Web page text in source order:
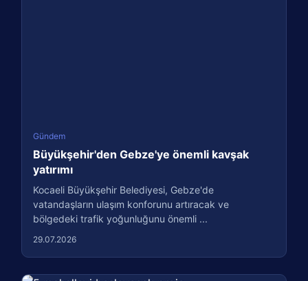
Gündem
Büyükşehir'den Gebze'ye önemli kavşak
yatırımı
Kocaeli Büyükşehir Belediyesi, Gebze'de
vatandaşların ulaşım konforunu artıracak ve
bölgedeki trafik yoğunluğunu önemli ...
29.07.2026